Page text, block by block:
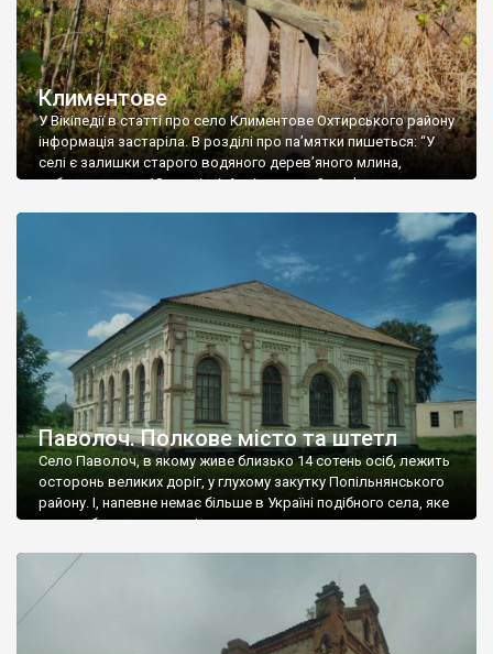
Климентове
У Вікіпедії в статті про село Климентове Охтирського району
інформація застаріла. В розділі про па’мятки пишеться: “У
селі є залишки старого водяного дерев’яного млина,
побудованого у 18 столітті. Архітектурний пам’ятник, що
побачить ці кілька стовпчиків, на думку спаде, що це скоріше
Паволоч. Полкове місто та штетл
Село Паволоч, в якому живе близько 14 сотень осіб, лежить
осторонь великих доріг, у глухому закутку Попільнянського
району. І, напевне немає більше в Україні подібного села, яке
колись було значним містом, центром великого полку,
навіть важко пояснити процеси, які перетворили таке місто у
село. Звичайно, подібні речі […]